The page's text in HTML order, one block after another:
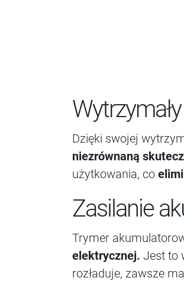
Dzięki swojej
niezrównaną
użytkowania, co
Zasilanie
Trymer
elektrycznej. Jest to
rozładuje, zawsze